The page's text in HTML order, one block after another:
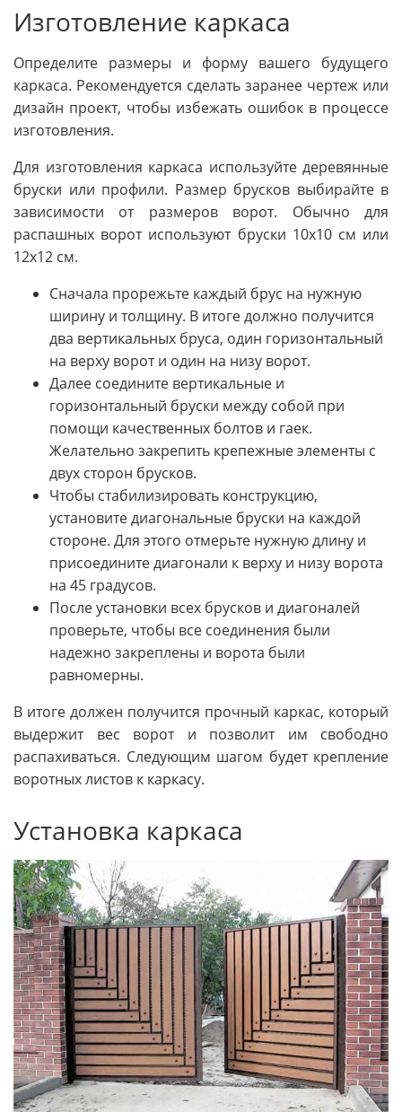
Изготовление каркаса
Определите размеры и форму вашего будущего
каркаса. Рекомендуется сделать заранее чертеж или
дизайн проект, чтобы избежать ошибок в процессе
изготовления.
Для изготовления каркаса используйте деревянные
бруски или профили. Размер брусков выбирайте в
зависимости от размеров ворот. Обычно для
распашных ворот используют бруски 10х10 см или
12х12 см.
Сначала прорежьте каждый брус на нужную
ширину и толщину. В итоге должно получится
два вертикальных бруса, один горизонтальный
на верху ворот и один на низу ворот.
Далее соедините вертикальные и
горизонтальный бруски между собой при
помощи качественных болтов и гаек.
Желательно закрепить крепежные элементы с
двух сторон брусков.
Чтобы стабилизировать конструкцию,
установите диагональные бруски на каждой
стороне. Для этого отмерьте нужную длину и
присоедините диагонали к верху и низу ворота
на 45 градусов.
После установки всех брусков и диагоналей
проверьте, чтобы все соединения были
надежно закреплены и ворота были
равномерны.
В итоге должен получится прочный каркас, который
выдержит вес ворот и позволит им свободно
распахиваться. Следующим шагом будет крепление
воротных листов к каркасу.
Установка каркаса